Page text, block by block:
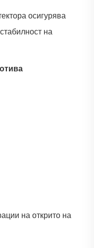
осигурява
на
на открито на